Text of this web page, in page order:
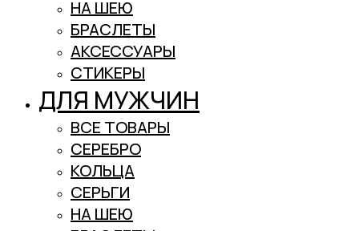
НА ШЕЮ
БРАСЛЕТЫ
АКСЕССУАРЫ
СТИКЕРЫ
ДЛЯ МУЖЧИН
ВСЕ ТОВАРЫ
СЕРЕБРО
КОЛЬЦА
СЕРЬГИ
НА ШЕЮ